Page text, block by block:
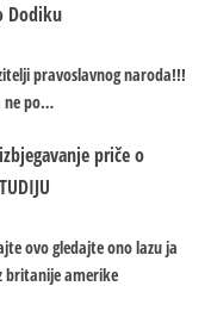
Dodiku
pravoslavnog naroda!!!
ne po…
priče o
ovo gledajte ono lazu ja
britanije amerike